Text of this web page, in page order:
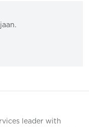
leader with